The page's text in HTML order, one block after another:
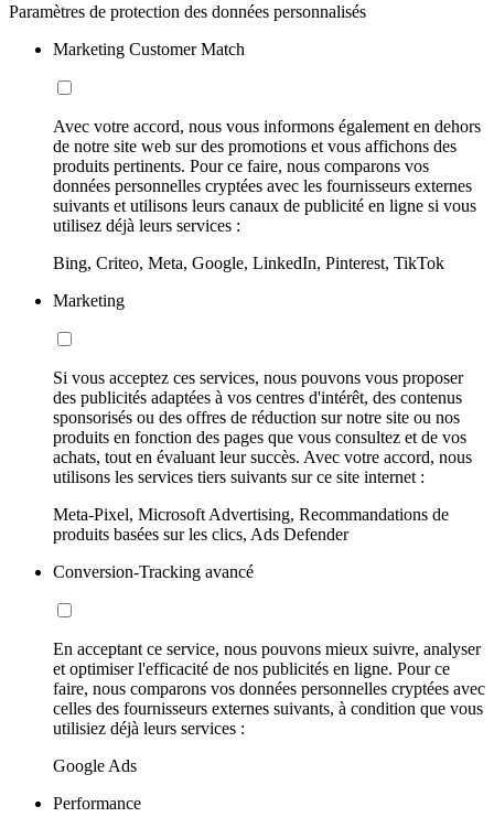
Paramètres de protection des données personnalisés
Marketing Customer Match
Avec votre accord, nous vous informons également en dehors
de notre site web sur des promotions et vous affichons des
produits pertinents. Pour ce faire, nous comparons vos
données personnelles cryptées avec les fournisseurs externes
suivants et utilisons leurs canaux de publicité en ligne si vous
utilisez déjà leurs services :
Bing, Criteo, Meta, Google, LinkedIn, Pinterest, TikTok
Marketing
Si vous acceptez ces services, nous pouvons vous proposer
des publicités adaptées à vos centres d'intérêt, des contenus
sponsorisés ou des offres de réduction sur notre site ou nos
produits en fonction des pages que vous consultez et de vos
achats, tout en évaluant leur succès. Avec votre accord, nous
utilisons les services tiers suivants sur ce site internet :
Meta-Pixel, Microsoft Advertising, Recommandations de
produits basées sur les clics, Ads Defender
Conversion-Tracking avancé
En acceptant ce service, nous pouvons mieux suivre, analyser
et optimiser l'efficacité de nos publicités en ligne. Pour ce
faire, nous comparons vos données personnelles cryptées avec
celles des fournisseurs externes suivants, à condition que vous
utilisiez déjà leurs services :
Google Ads
Performance